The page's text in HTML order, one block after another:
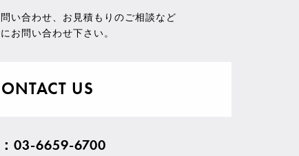
い合わせ、 お見積もりのご相談など
お問い合わせ下さい。
US
：03-6659-6700